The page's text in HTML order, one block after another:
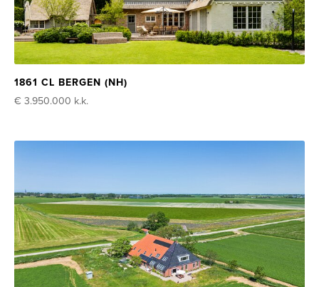
1861 CL BERGEN (NH)
€ 3.950.000 k.k.